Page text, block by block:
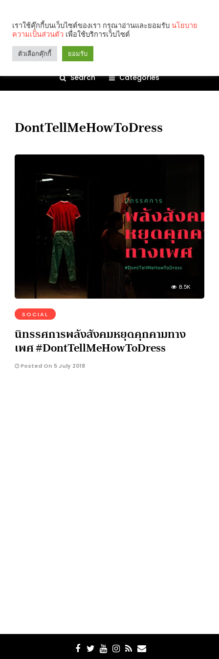
Search Categories
DontTellMeHowToDress
8.5K
SOCIAL
นิทรรศการพลังสังคมหยุดคุกคามทาง
เพศ #DontTellMeHowToDress
Posted On 5 July 2018
เราใช้คุ๊กกี้บนเว็บไซต์ของเรา กรุณาอ่านและยอมรับ นโยบาย
ความเป็นส่วนตัว เพื่อใช้บริการเว็บไซต์
ตัวเลือกคุ๊กกี้ ยอมรับ